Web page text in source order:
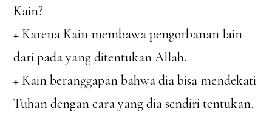
Kain?
+ Karena Kain membawa pengorbanan lain
dari pada yang ditentukan Allah.
+ Kain beranggapan bahwa dia bisa mendekati
Tuhan dengan cara yang dia sendiri tentukan.